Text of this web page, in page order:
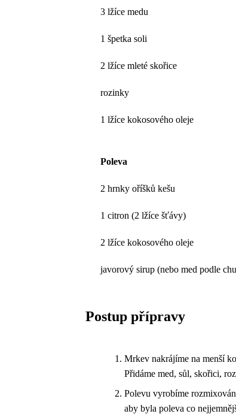
3 lžíce medu
1 špetka soli
2 lžíce mleté skořice
rozinky
1 lžíce kokosového oleje
Poleva
2 hrnky oříšků kešu
1 citron (2 lžíce šťávy)
2 lžíce kokosového oleje
javorový sirup (nebo med podle
Postup přípravy
Mrkev nakrájíme na menší
Přidáme med, sůl, skořici,
Polevu vyrobíme
aby byla poleva co